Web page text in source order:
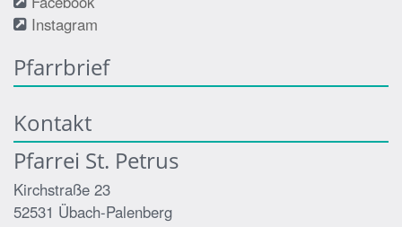
Instagram
Pfarrbrief
Kontakt
Pfarrei St. Petrus
Kirchstraße 23
52531 Übach-Palenberg